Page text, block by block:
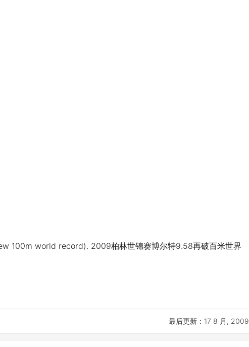
100m world record). 2009柏林世锦赛博尔特9.58再破百米世界
最后更新：17 8 月, 2009